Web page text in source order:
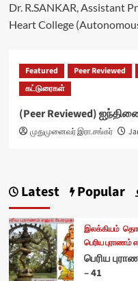
Dr. R.SANKAR, Assistant
Heart College
Featured Peer Reviewed
கட்டுரைகள்
(Peer Reviewed)
முதுமுனைவர் இரா.சங்கர்
Latest Popular
இலக்கியம்
பெரிய புராணம்
பெரிய
– 41